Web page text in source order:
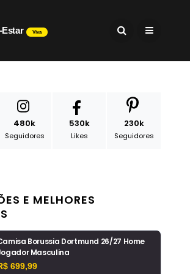
Estar Viva
480k
Seguidores
530k
Likes
230k
Seguidores
E MELHORES
Borussia Dortmund 26/27 Home
Masculina
699,99